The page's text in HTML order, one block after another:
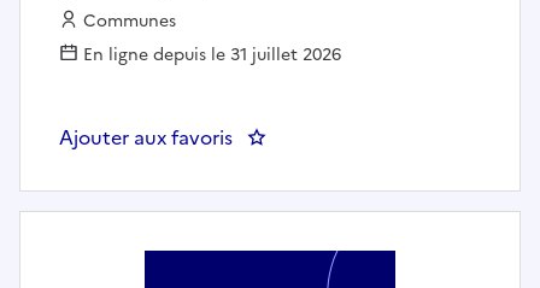
Employeur :
Communes
En ligne depuis le 31 juillet 2026
Ajouter aux favoris : Secrétaire général de mairie